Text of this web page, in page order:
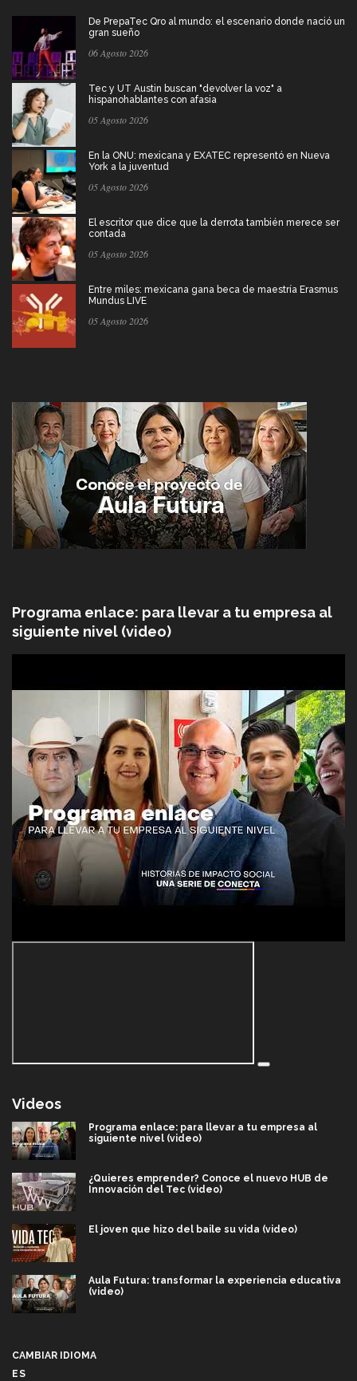
De PrepaTec Qro al mundo: el escenario donde nació un
gran sueño
06 Agosto 2026
Tec y UT Austin buscan "devolver la voz" a
hispanohablantes con afasia
05 Agosto 2026
En la ONU: mexicana y EXATEC representó en Nueva
York a la juventud
05 Agosto 2026
El escritor que dice que la derrota también merece ser
contada
05 Agosto 2026
Entre miles: mexicana gana beca de maestría Erasmus
Mundus LIVE
05 Agosto 2026
Programa enlace: para llevar a tu empresa al
siguiente nivel (video)
Videos
Programa enlace: para llevar a tu empresa al
siguiente nivel (video)
¿Quieres emprender? Conoce el nuevo HUB de
Innovación del Tec (video)
El joven que hizo del baile su vida (video)
Aula Futura: transformar la experiencia educativa
(video)
CAMBIAR IDIOMA
ES